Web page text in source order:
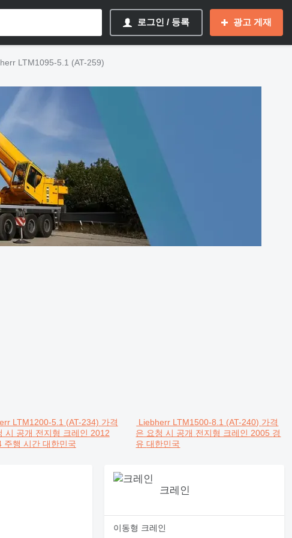
로그인 / 등록 광고 게재
LTM1095-5.1 (AT-259)
LTM1200-5.1 (AT-234) 가격
시 공개 전지형 크레인 2012
주행 시간 대한민국
Liebherr LTM1500-8.1 (AT-240) 가격
은 요청 시 공개 전지형 크레인 2005 경
유대한민국
크레인
이동형 크레인